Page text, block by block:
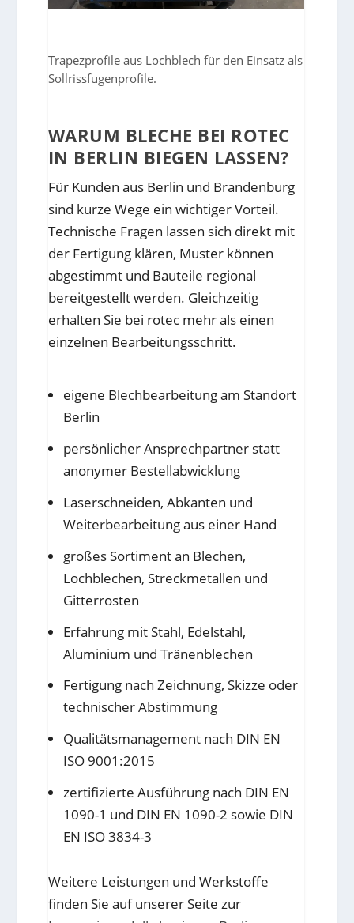
Trapezprofile aus Lochblech für den Einsatz als
Sollrissfugenprofile.
WARUM BLECHE BEI ROTEC
IN BERLIN BIEGEN LASSEN?
Für Kunden aus Berlin und Brandenburg
sind kurze Wege ein wichtiger Vorteil.
Technische Fragen lassen sich direkt mit
der Fertigung klären, Muster können
abgestimmt und Bauteile regional
bereitgestellt werden. Gleichzeitig
erhalten Sie bei rotec mehr als einen
einzelnen Bearbeitungsschritt.
eigene Blechbearbeitung am Standort
Berlin
persönlicher Ansprechpartner statt
anonymer Bestellabwicklung
Laserschneiden, Abkanten und
Weiterbearbeitung aus einer Hand
großes Sortiment an Blechen,
Lochblechen, Streckmetallen und
Gitterrosten
Erfahrung mit Stahl, Edelstahl,
Aluminium und Tränenblechen
Fertigung nach Zeichnung, Skizze oder
technischer Abstimmung
Qualitätsmanagement nach DIN EN
ISO 9001:2015
zertifizierte Ausführung nach DIN EN
1090-1 und DIN EN 1090-2 sowie DIN
EN ISO 3834-3
Weitere Leistungen und Werkstoffe
finden Sie auf unserer Seite zur